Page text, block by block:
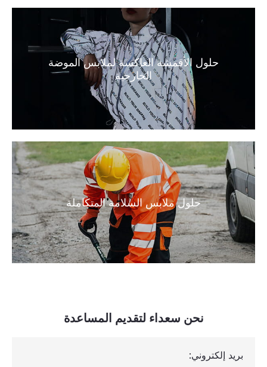
حلول الأقمشة العاكسة لملابس الموضة
الخارجية
حلول ملابس السلامة المتكاملة
نحن سعداء لتقديم المساعدة
بريد إلكتروني: